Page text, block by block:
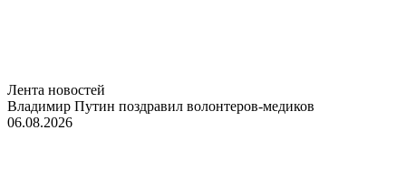
Лента новостей
Владимир Путин поздравил волонтеров-медиков
06.08.2026